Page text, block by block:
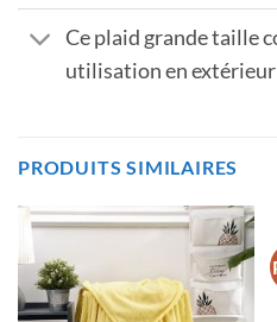
Ce plaid grande taille
utilisation en extérieur
PRODUITS SIMILAIRES